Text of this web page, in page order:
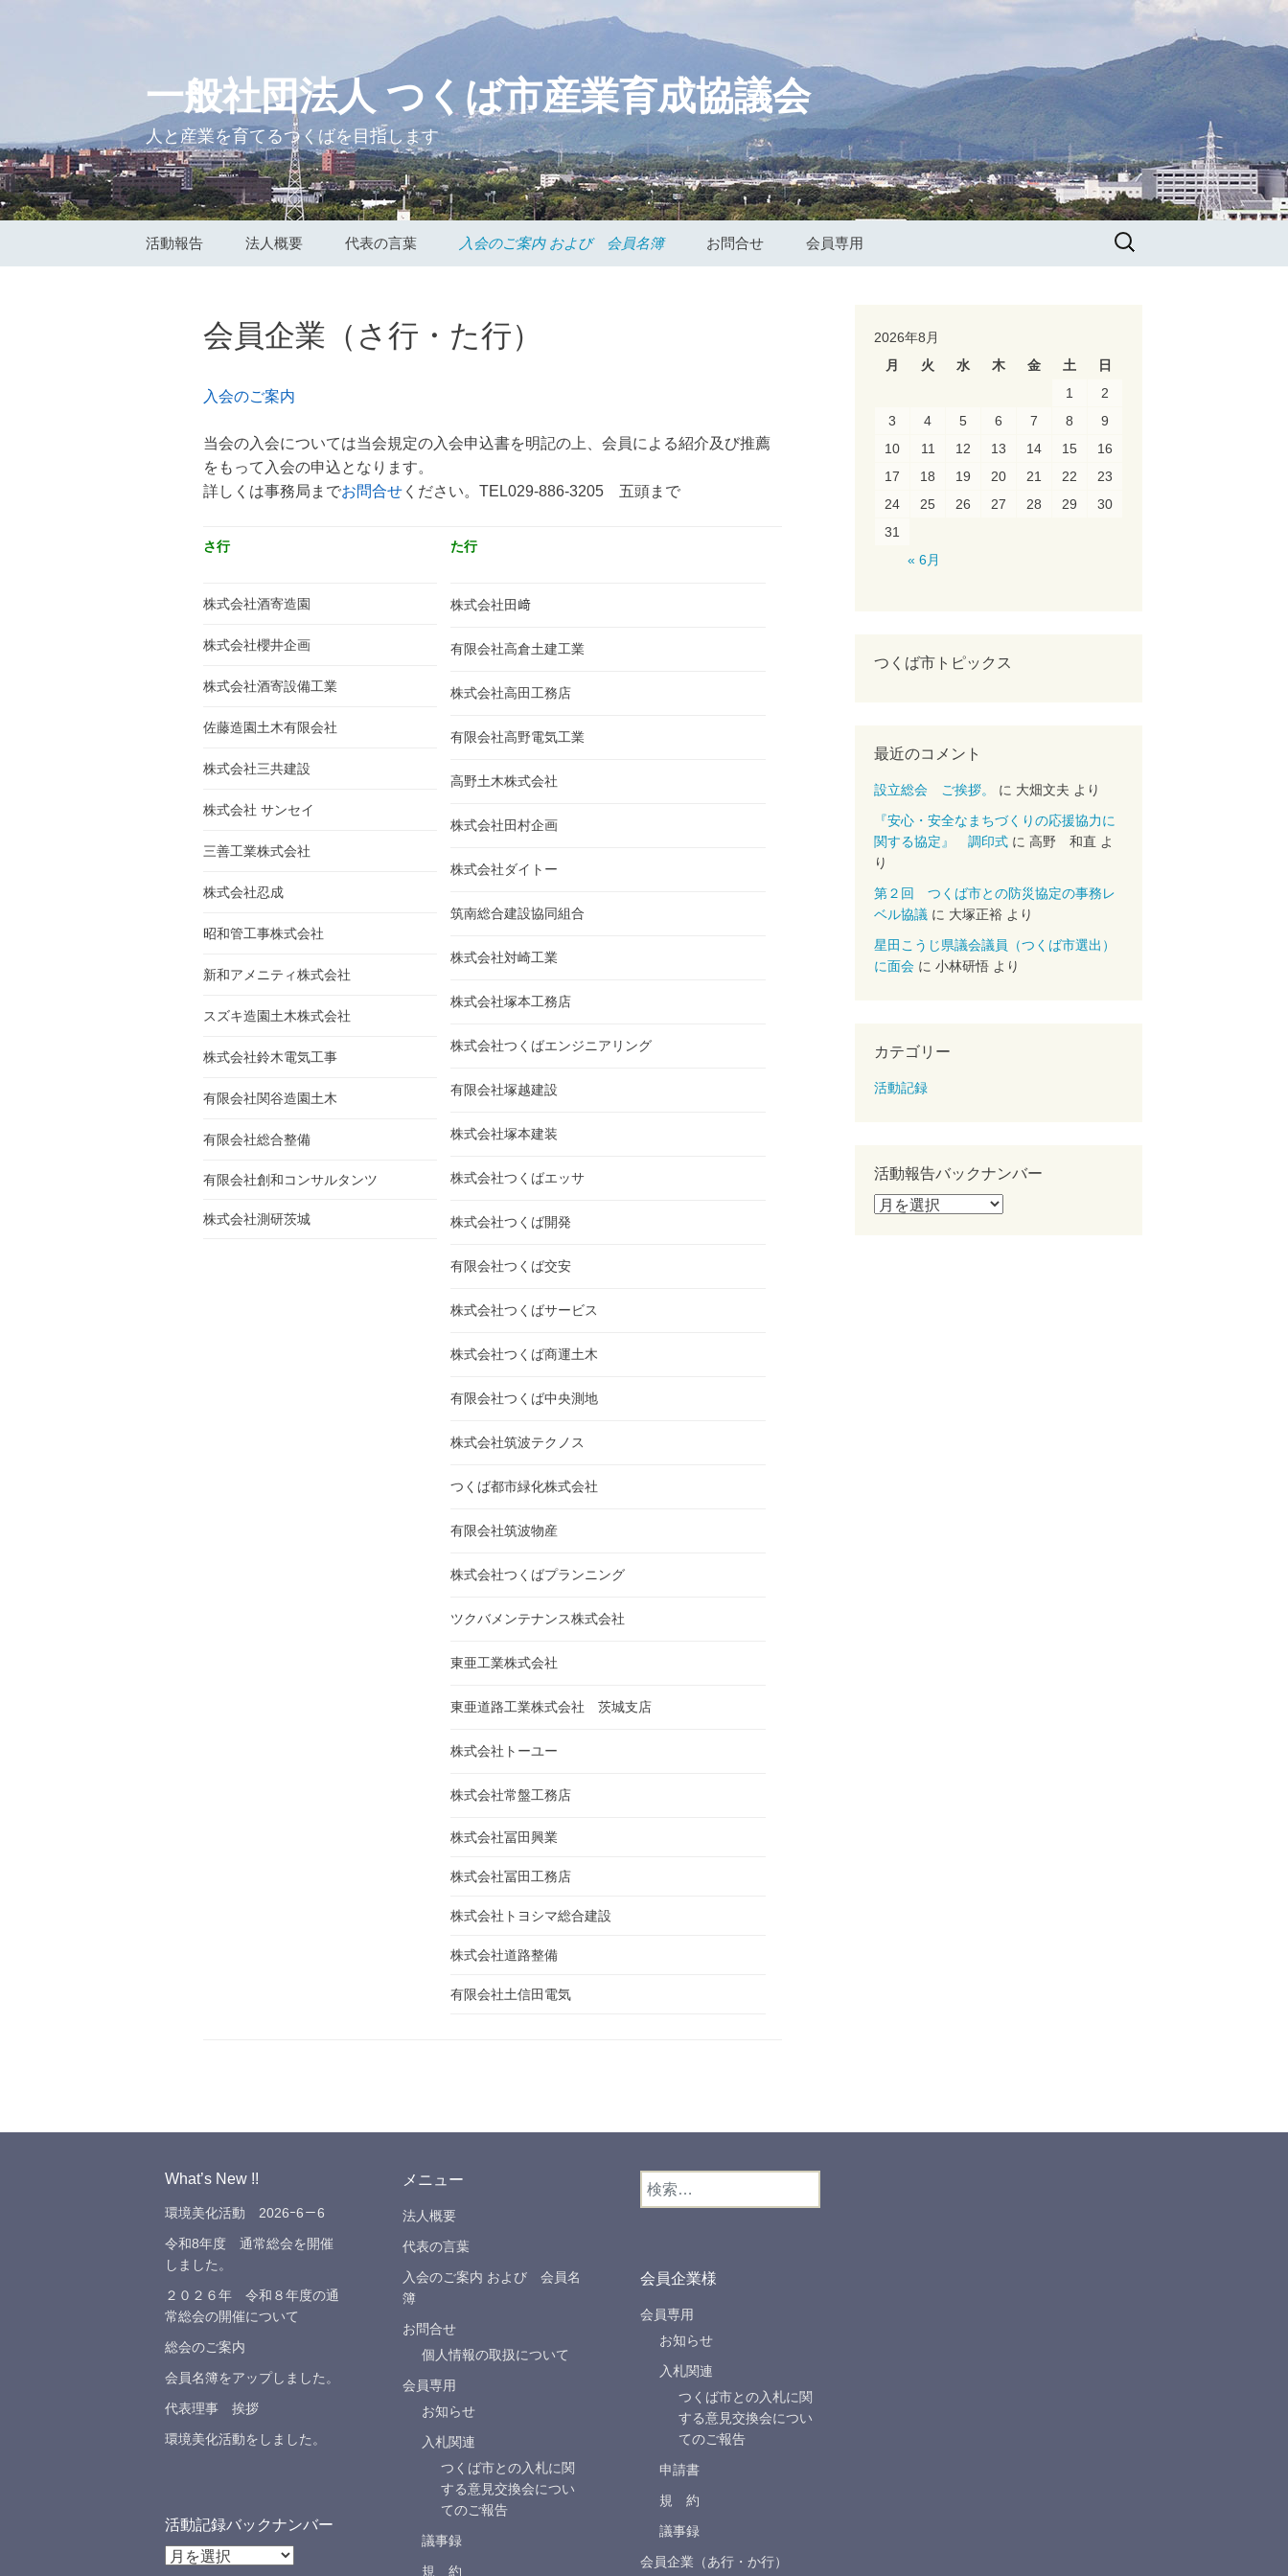
一般社団法人 つくば市産業育成協議会
人と産業を育てるつくばを目指します
活動報告 法人概要 代表の言葉 入会のご案内 および 会員名簿
会員企業（さ行・た
行・ま行）
行・わ行）
お問合せ 会員専用
検
会員企業（さ行・た行）
入会のご案内
当会の入会については当会規定の入会申込書を明記の上、会員による紹介及び推薦
をもって入会の申込となります。
詳しくは事務局までお問合せ ください。TEL029-886-3205 五頭まで
さ行
株式会社酒寄造園
株式会社櫻井企画
株式会社酒寄設備工業
佐藤造園土木有限会社
株式会社三共建設
株式会社 サンセイ
三善工業株式会社
株式会社忍成
昭和管工事株式会社
新和アメニティ株式会社
スズキ造園土木株式会社
株式会社鈴木電気工事
有限会社関谷造園土木
有限会社総合整備
有限会社創和コンサルタンツ
株式会社測研茨城
た行
株式会社田﨑
有限会社高倉土建工業
株式会社高田工務店
有限会社高野電気工業
高野土木株式会社
株式会社田村企画
株式会社ダイトー
筑南総合建設協同組合
株式会社対崎工業
株式会社塚本工務店
株式会社つくばエンジニアリング
有限会社塚越建設
株式会社塚本建装
株式会社つくばエッサ
株式会社つくば開発
有限会社つくば交安
株式会社つくばサービス
株式会社つくば商運土木
有限会社つくば中央測地
株式会社筑波テクノス
つくば都市緑化株式会社
有限会社筑波物産
株式会社つくばプランニング
ツクバメンテナンス株式会社
東亜工業株式会社
東亜道路工業株式会社 茨城支店
株式会社トーユー
株式会社常盤工務店
株式会社冨田興業
株式会社冨田工務店
株式会社トヨシマ総合建設
株式会社道路整備
有限会社土信田電気
2026年8月
月
火 水 木 金 土
日
1
2
3
4 5 6 7 8
9
10
11 12 13 14 15
16
17
18 19 20 21 22
23
24
25 26 27 28 29
30
31
« 6月
つくば市トピックス
最近のコメント
設立総会 ご挨拶。 に 大畑文夫 より
『安心・安全なまちづくりの応援協力に
関する協定』 調印式 に 高野 和直 よ
り
第２回 つくば市との防災協定の事務レ
ベル協議 に 大塚正裕 より
星田こうじ県議会議員（つくば市選出）
に面会 に 小林研悟 より
カテゴリー
活動記録
活動報告バックナンバー
活
What’s New !!
環境美化活動 2026ｰ6－6
令和8年度 通常総会を開催
しました。
２０２６年 令和８年度の通
常総会の開催について
総会のご案内
会員名簿をアップしました。
代表理事 挨拶
環境美化活動をしました。
メニュー
法人概要
代表の言葉
入会のご案内 および 会員名
簿
お問合せ
個人情報の取扱について
会員専用
お知らせ
入札関連
つくば市との入札に関
する意見交換会につい
てのご報告
議事録
規 約
検
索:
会員企業様
会員専用
お知らせ
入札関連
つくば市との入札に関
する意見交換会につい
てのご報告
申請書
規 約
議事録
会員企業（あ行・か行）
活動記録バックナンバー
活